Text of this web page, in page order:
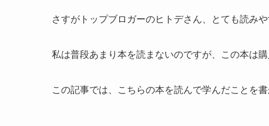
さすがトップブロガーのヒトデさん、とても読みや
私は普段あまり本を読まないのですが、この本は
この記事では、こちらの本を読んで学んだことを書